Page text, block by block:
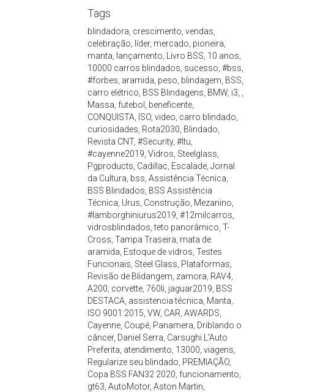
Tags
blindadora crescimento vendas
celebração
líder, mercado pioneira
manta
lançamento Livro BSS 10 anos
10000 carros blindados sucesso #bss
#forbes aramida peso blindagem BSS
carro elétrico BSS Blindagens BMW i3
Massa futebol beneficente
CONQUISTA
ISO video carro blindado
curiosidades Rota2030 Blindado
Revista CNT, #Security, #Itu
#cayenne2019 Vidros Steelglass
Pgproducts Cadillac Escalade Jornal
da Cultura bss Assistência Técnica
BSS Blindados BSS Assistência
Técnica Urus Construção Mezanino
#lamborghiniurus2019 #12milcarros
vidrosblindados ,teto panorâmico T-
Cross Tampa Traseira mata de
aramida Estoque de vidros Testes
Funcionais Steel Glass Plataformas
Revisão de Blidangem zamora RAV4
A200 corvette 760li jaguar2019 BSS
DESTACA assistencia técnica Manta
ISO 9001:2015 VW CAR AWARDS
Cayenne Coupé Panamera Driblando o
câncer, Daniel Serra Carsughi L'Auto
Preferita atendimento 13000 viagens
Regularize seu blindado PREMIAÇÃO
Copa BSS FAN32 2020 funcionamento
gt63 AutoMotor, Aston Martin